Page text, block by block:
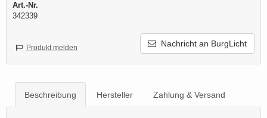
Art.-Nr.
342339
Nachricht an BurgLicht
Produkt melden
Beschreibung Hersteller Zahlung & Versand